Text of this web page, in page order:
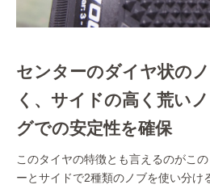
センターのダイヤ状の
く、サイドの高く荒い
グでの安定性を確保
このタイヤの特徴とも言えるのがこ
ーとサイドで2種類のノブを使い分け